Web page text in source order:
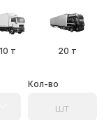
10 т 20 т
Кол-во